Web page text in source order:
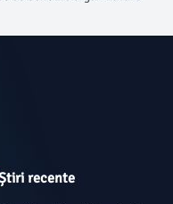
recente